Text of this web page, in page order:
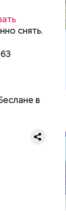
снять.
в
ее
—
как
с